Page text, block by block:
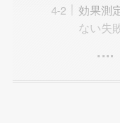
効果測
ない失